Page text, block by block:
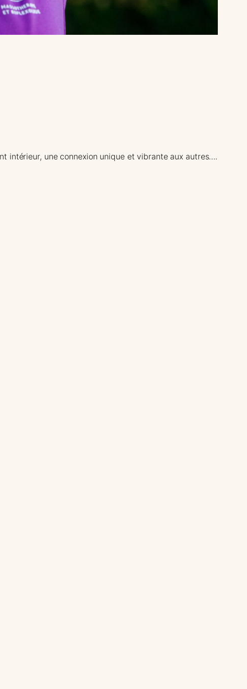
intérieur, une connexion unique et vibrante aux autres….